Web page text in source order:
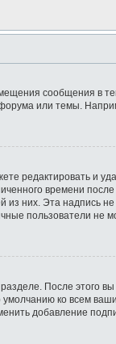
сообщения в
или темы.
редактировать и
времени
из них. Эта
пользователи не
После этого
ко всем
добавление